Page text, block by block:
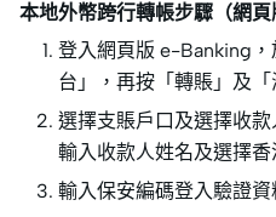
本地外幣跨行轉帳步驟（網頁
登入網頁版 e-Banking，
台」，再按「轉賬」及「
選擇支賬戶口及選擇收
輸入收款人姓名及選擇香
輸入保安編碼登入驗證資